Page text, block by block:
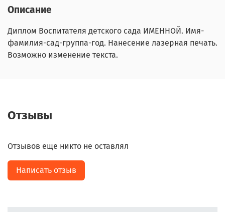
Описание
Диплом Воспитателя детского сада ИМЕННОЙ. Имя-
фамилия-сад-группа-год. Нанесение лазерная печать.
Возможно изменение текста.
Отзывы
Отзывов еще никто не оставлял
Написать отзыв